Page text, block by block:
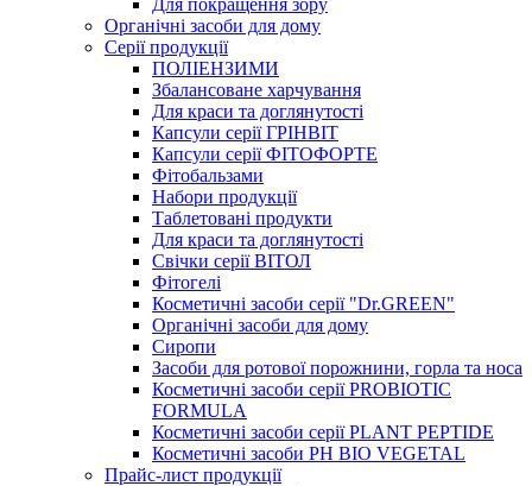
Для покращення зору
Органічні засоби для дому
Серії продукції
ПОЛІЕНЗИМИ
Збалансоване харчування
Для краси та доглянутості
Капсули серії ГРІНВІТ
Капсули серії ФІТОФОРТЕ
Фітобальзами
Набори продукції
Таблетовані продукти
Для краси та доглянутості
Свічки серії ВІТОЛ
Фітогелі
Косметичні засоби серії "Dr.GREEN"
Органічні засоби для дому
Сиропи
Засоби для ротової порожнини, горла та носа
Косметичні засоби серії PROBIOTIC
FORMULA
Косметичні засоби серії PLANT PEPTIDE
Косметичні засоби PH BIO VEGETAL
Прайс-лист продукції